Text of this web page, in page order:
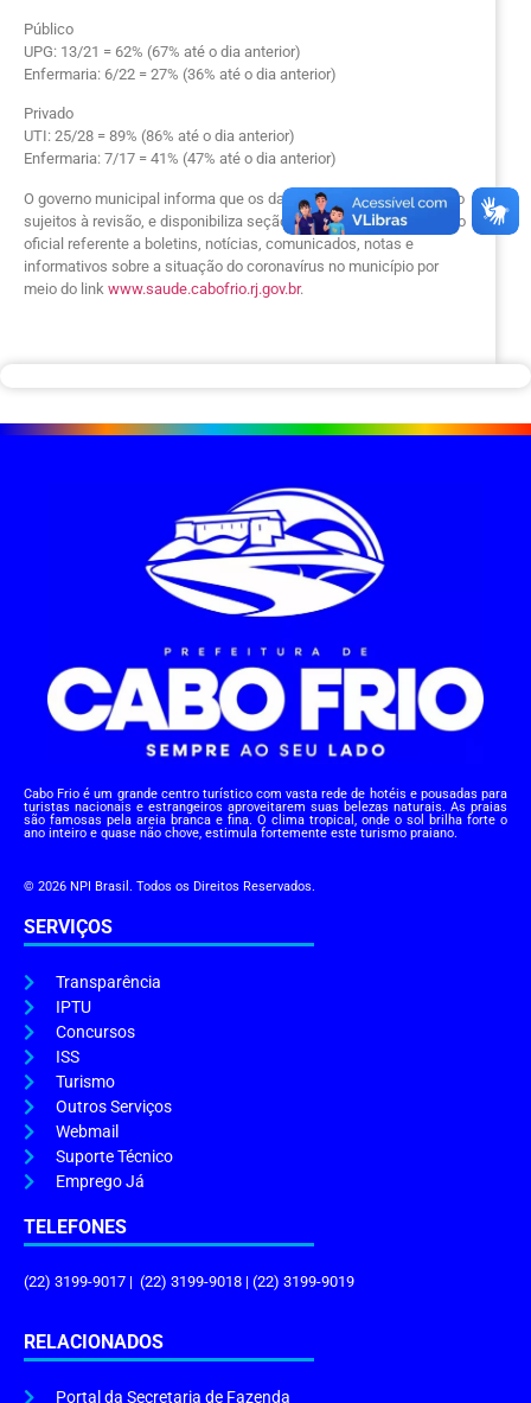
Público
UPG: 13/21 = 62% (67% até o dia anterior)
Enfermaria: 6/22 = 27% (36% até o dia anterior)
Privado
UTI: 25/28 = 89% (86% até o dia anterior)
Enfermaria: 7/17 = 41% (47% até o dia anterior)
O governo municipal informa que os dados epidemiológicos estão
sujeitos à revisão, e disponibiliza seção exclusiva com o conteúdo
oficial referente a boletins, notícias, comunicados, notas e
informativos sobre a situação do coronavírus no município por
meio do link www.saude.cabofrio.rj.gov.br.
Cabo Frio é um grande centro turístico com vasta rede de hotéis e pousadas para
turistas nacionais e estrangeiros aproveitarem suas belezas naturais. As praias
são famosas pela areia branca e fina. O clima tropical, onde o sol brilha forte o
ano inteiro e quase não chove, estimula fortemente este turismo praiano.
© 2026 NPI Brasil. Todos os Direitos Reservados.
SERVIÇOS
Transparência
IPTU
Concursos
ISS
Turismo
Outros Serviços
Webmail
Suporte Técnico
Emprego Já
TELEFONES
(22) 3199-9017 | (22) 3199-9018 | (22) 3199-9019
RELACIONADOS
Portal da Secretaria de Fazenda